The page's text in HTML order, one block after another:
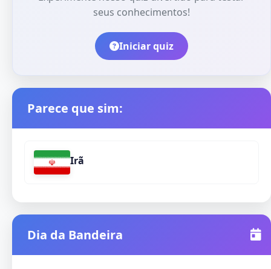
seus conhecimentos!
Iniciar quiz
Parece que sim:
Irã
Dia da Bandeira